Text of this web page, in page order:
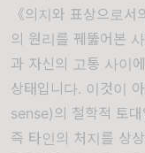
《의지와 표상으로
의 원리를 꿰뚫어본
과 자신의 고통 사이
상태입니다. 이것이
sense)의 철학적 토
즉 타인의 처지를 상